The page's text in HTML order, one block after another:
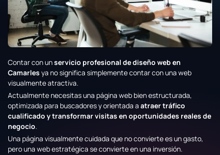
Contar con unservicio profesional de diseño web en
Camarles ya no significa simplemente contar con una web
visualmente atractiva.
Actualmente necesitas una página web bien estructurada,
optimizada para buscadores y orientada a atraer tráfico
cualificado y transformar visitas en oportunidades reales de
negocio.
Una página visualmente cuidada que no convierte es un gasto,
pero una web estratégica se convierte en una inversión.